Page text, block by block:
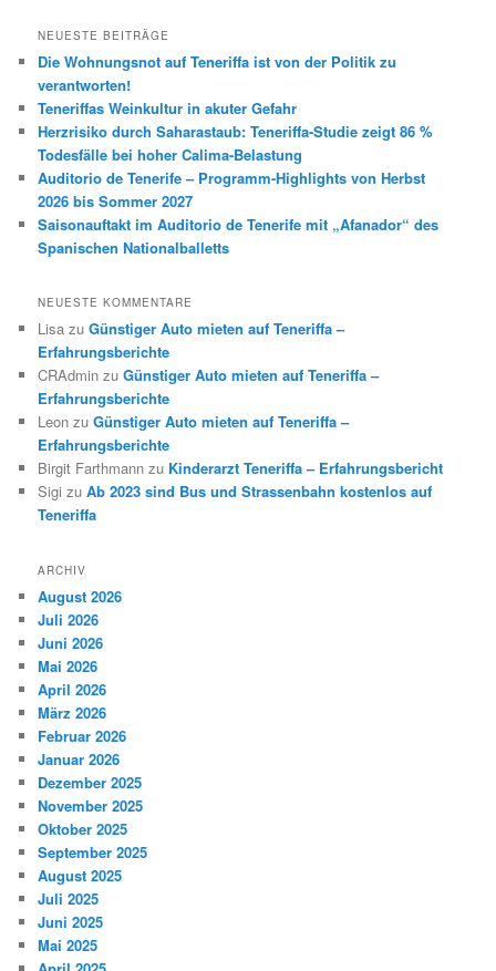
NEUESTE BEITRÄGE
Die Wohnungsnot auf Teneriffa ist von der Politik zu
verantworten!
Teneriffas Weinkultur in akuter Gefahr
Herzrisiko durch Saharastaub: Teneriffa-Studie zeigt 86 %
Todesfälle bei hoher Calima-Belastung
Auditorio de Tenerife – Programm-Highlights von Herbst
2026 bis Sommer 2027
Saisonauftakt im Auditorio de Tenerife mit „Afanador“ des
Spanischen Nationalballetts
NEUESTE KOMMENTARE
Lisa zuGünstiger Auto mieten auf Teneriffa –
Erfahrungsberichte
CRAdmin zuGünstiger Auto mieten auf Teneriffa –
Erfahrungsberichte
Leon zuGünstiger Auto mieten auf Teneriffa –
Erfahrungsberichte
Birgit Farthmann zu Kinderarzt Teneriffa – Erfahrungsbericht
Sigi zuAb 2023 sind Bus und Strassenbahn kostenlos auf
Teneriffa
ARCHIV
August 2026
Juli 2026
Juni 2026
Mai 2026
April 2026
März 2026
Februar 2026
Januar 2026
Dezember 2025
November 2025
Oktober 2025
September 2025
August 2025
Juli 2025
Juni 2025
Mai 2025